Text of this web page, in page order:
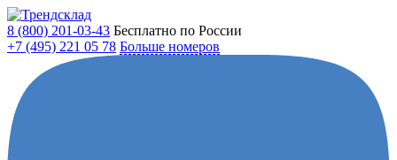
8 (800) 201-03-43 Бесплатно по России
+7 (495) 221 05 78 Больше номеров